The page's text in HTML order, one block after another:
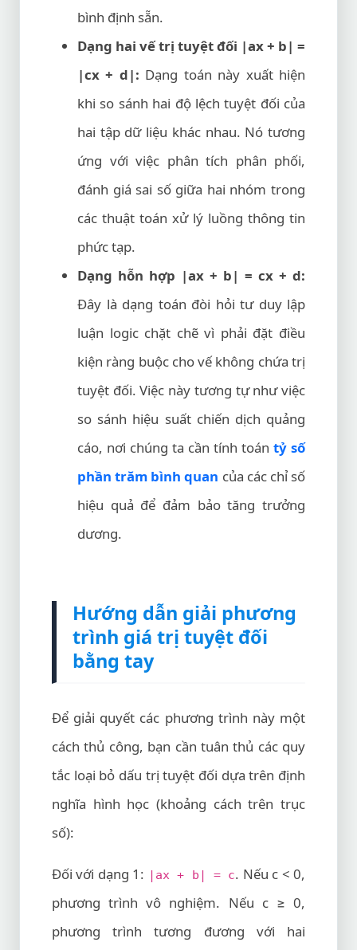
bình định sẵn.
Dạng hai vế trị tuyệt đối |ax + b| =
|cx + d|: Dạng toán này xuất hiện
khi so sánh hai độ lệch tuyệt đối của
hai tập dữ liệu khác nhau. Nó tương
ứng với việc phân tích phân phối,
đánh giá sai số giữa hai nhóm trong
các thuật toán xử lý luồng thông tin
phức tạp.
Dạng hỗn hợp |ax + b| = cx + d:
Đây là dạng toán đòi hỏi tư duy lập
luận logic chặt chẽ vì phải đặt điều
kiện ràng buộc cho vế không chứa trị
tuyệt đối. Việc này tương tự như việc
so sánh hiệu suất chiến dịch quảng
cáo, nơi chúng ta cần tính toán tỷ số
phần trăm bình quan của các chỉ số
hiệu quả để đảm bảo tăng trưởng
dương.
Hướng dẫn giải phương
trình giá trị tuyệt đối
bằng tay
Để giải quyết các phương trình này một
cách thủ công, bạn cần tuân thủ các quy
tắc loại bỏ dấu trị tuyệt đối dựa trên định
nghĩa hình học (khoảng cách trên trục
số):
Đối với dạng 1: |ax + b| = c. Nếu c < 0,
phương trình vô nghiệm. Nếu c ≥ 0,
phương trình tương đương với hai